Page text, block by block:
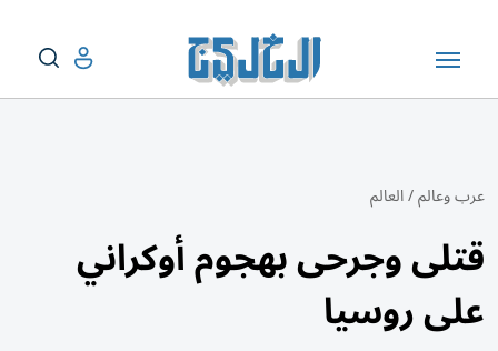
عرب وعالم/العالم
قتلى وجرحى بهجوم أوكراني
على روسيا